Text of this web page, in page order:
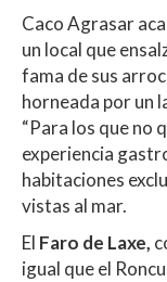
Caco Agrasar
un local que
fama de sus
horneada por un
“Para los que no
experiencia
habitaciones
vistas al mar.
El Faro de Laxe,
igual que el